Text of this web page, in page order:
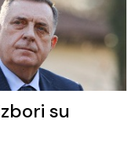
su